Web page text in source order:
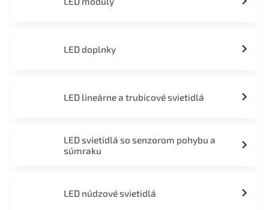
LED doplnky
LED lineárne a trubicové svietidlá
LED svietidlá so senzorom pohybu a
súmraku
LED núdzové svietidlá